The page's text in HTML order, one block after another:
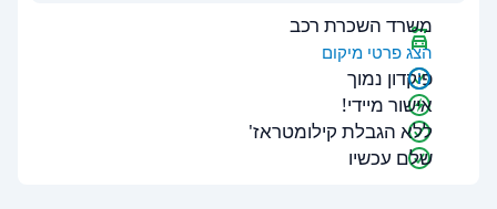
משרד השכרת רכב
הצג פרטי מיקום
פיקדון נמוך
אישור מיידי!
ללא הגבלת קילומטראז'
שלם עכשיו